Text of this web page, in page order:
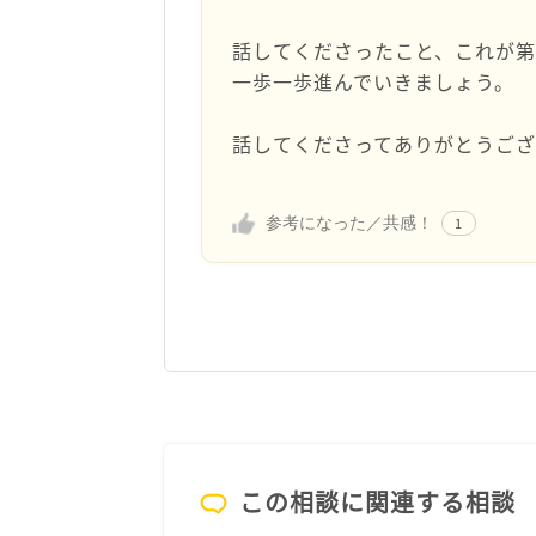
話してくださったこと、これが第
一歩一歩進んでいきましょう。
話してくださってありがとうござ
参考になった／共感！ 1
この相談に関連する相談